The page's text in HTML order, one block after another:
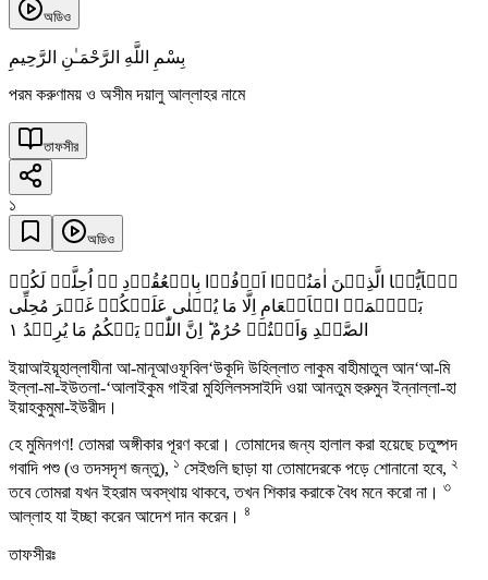
অডিও
بِسْمِ اللَّهِ الرَّحْمَـٰنِ الرَّحِيمِ
পরম করুণাময় ও অসীম দয়ালু আল্লাহর নামে
তাফসীর
১
অডিও
یٰۤاَیُّہَا الَّذِیۡنَ اٰمَنُوۡۤا اَوۡفُوۡا بِالۡعُقُوۡدِ ۬ؕ اُحِلَّتۡ لَکُمۡ
بَہِیۡمَۃُ الۡاَنۡعَامِ اِلَّا مَا یُتۡلٰی عَلَیۡکُمۡ غَیۡرَ مُحِلِّی
الصَّیۡدِ وَاَنۡتُمۡ حُرُمٌ ؕ اِنَّ اللّٰہَ یَحۡکُمُ مَا یُرِیۡدُ ١
ইয়াআইয়ূহাল্লাযীনা আ-মানূআওফূবিল‘উকূদি উহিল্লাত লাকুম বাহীমাতুল আন‘আ-মি
ইল্লা-মা-ইউতলা-‘আলাইকুম গাইরা মুহিলিলসসাইদি ওয়া আনতুম হুরুমুন ইন্নাল্লা-হা
ইয়াহকুমুমা-ইউরীদ।
হে মুমিনগণ! তোমরা অঙ্গীকার পূরণ করো। তোমাদের জন্য হালাল করা হয়েছে চতুষ্পদ
গবাদি পশু (ও তদসদৃশ জন্তু), ১ সেইগুলি ছাড়া যা তোমাদেরকে পড়ে শোনানো হবে, ২
তবে তোমরা যখন ইহরাম অবস্থায় থাকবে, তখন শিকার করাকে বৈধ মনে করো না। ৩
আল্লাহ যা ইচ্ছা করেন আদেশ দান করেন। ৪
তাফসীরঃ